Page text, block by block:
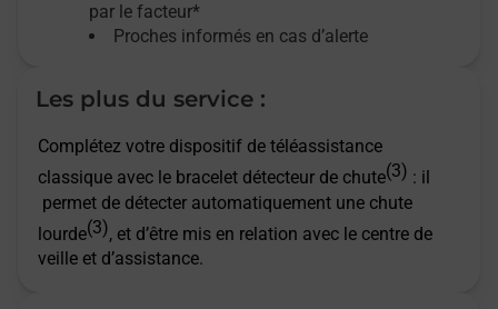
par le facteur*
Proches informés en cas d’alerte
Les plus du service :
Complétez votre dispositif de téléassistance
classique avec le bracelet détecteur de chute(3) : il
permet de détecter automatiquement une chute
lourde(3), et d’être mis en relation avec le centre de
veille et d’assistance.